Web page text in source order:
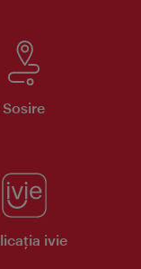
Sosire
ivie